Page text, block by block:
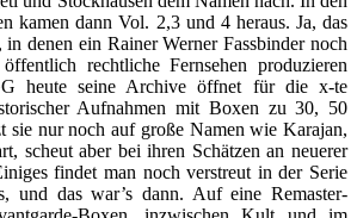
kamen dann Vol. 2,3 und 4 heraus. Ja, das
denen ein Rainer Werner Fassbinder noch
rechtliche Fernsehen produzieren
heute seine Archive öffnet für die x-te
Aufnahmen mit Boxen zu 30, 50
sie nur noch auf große Namen wie Karajan,
scheut aber bei ihren Schätzen an neuerer
findet man noch verstreut in der Serie
und das war’s dann. Auf eine Remaster-